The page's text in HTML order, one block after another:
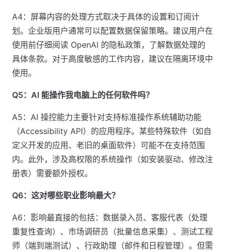
A4：屏幕内容的处理方式取决于具体的设置和订阅计
划。企业版用户通常可以配置数据保留策略。建议用户在
使用前仔细阅读 OpenAI 的隐私政策，了解数据处理的
具体条款。对于高度敏感的工作内容，建议在隔离环境中
使用。
Q5：AI 能操作我电脑上的任何软件吗？
A5：AI 操控能力主要针对支持标准操作系统辅助功能
（Accessibility API）的应用程序。某些特殊软件（如自
定义开发的应用、老旧的桌面软件）可能不在支持范围
内。此外，涉及高权限的系统操作（如安装驱动、修改注
册表）需要额外授权。
Q6：这对哪些职业影响最大？
A6：影响最直接的包括：数据录入员、客服代表（处理
重复性查询）、市场调研员（批量信息采集）、测试工程
师（端到端测试）、行政助理（邮件和日程管理）。但需